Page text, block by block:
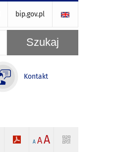
bip.gov.pl
Kontakt
A AA